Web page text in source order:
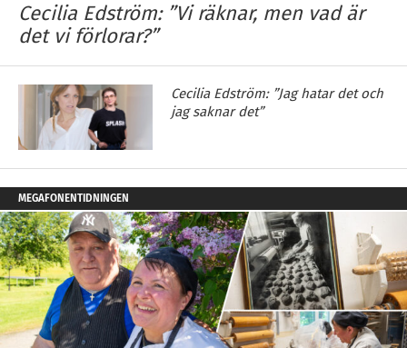
Cecilia Edström: ”Vi räknar, men vad är
det vi förlorar?”
Cecilia Edström: ”Jag hatar det och
jag saknar det”
MEGAFONENTIDNINGEN